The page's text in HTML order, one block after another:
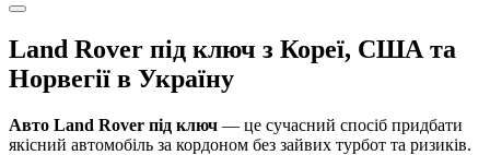
Land Rover під ключ з Кореї, США та
Норвегії в Україну
Авто Land Rover під ключ — це сучасний спосіб придбати
якісний автомобіль за кордоном без зайвих турбот та ризиків.